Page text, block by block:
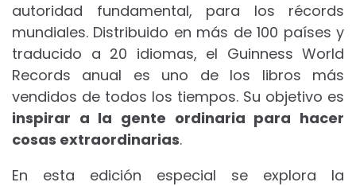
autoridad fundamental, para los récords
mundiales. Distribuido en más de 100 países y
traducido a 20 idiomas, el Guinness World
Records anual es uno de los libros más
vendidos de todos los tiempos. Su objetivo es
inspirar a la gente ordinaria para hacer
cosas extraordinarias.
En esta edición especial se explora la